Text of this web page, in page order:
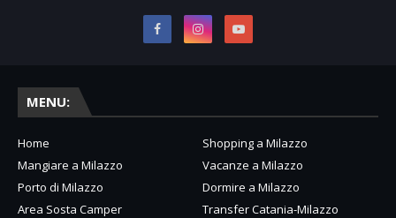
MENU:
Home
Shopping a Milazzo
Mangiare a Milazzo
Vacanze a Milazzo
Porto di Milazzo
Dormire a Milazzo
Area Sosta Camper
Transfer Catania-Milazzo